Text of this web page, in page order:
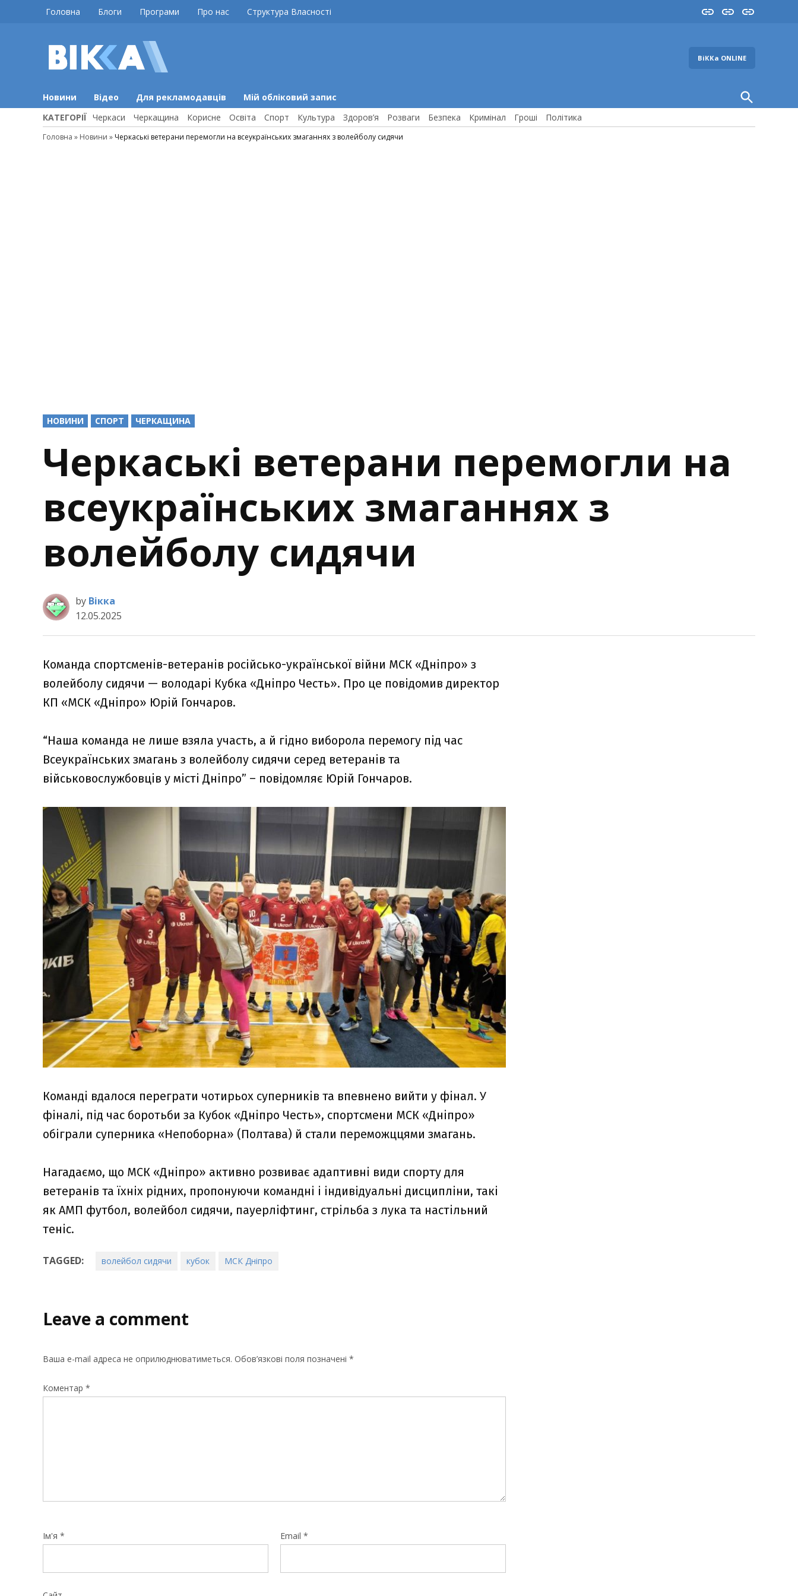
Головна Блоги Програми Про нас Структура Власності InstaYouTube
FB
ВіККа ONLINE
Новини Відео Для рекламодавців Мій обліковий запис
Open
Search
КАТЕГОРІЇ Черкаси Черкащина Корисне Освіта Спорт Культура Здоров’я Розваги Безпека Кримінал Гроші Політика
Головна » Новини » Черкаські ветерани перемогли на всеукраїнських змаганнях з волейболу сидячи
POSTED
IN
НОВИНИ СПОРТ ЧЕРКАЩИНА
Черкаські ветерани перемогли на
всеукраїнських змаганнях з
волейболу сидячи
by Вікка
12.05.2025
Команда спортсменів-ветеранів російсько-української війни МСК «Дніпро» з
волейболу сидячи — володарі Кубка «Дніпро Честь». Про це повідомив директор
КП «МСК «Дніпро» Юрій Гончаров.
“Наша команда не лише взяла участь, а й гідно виборола перемогу під час
Всеукраїнських змагань з волейболу сидячи серед ветеранів та
військовослужбовців у місті Дніпро” – повідомляє Юрій Гончаров.
Команді вдалося переграти чотирьох суперників та впевнено вийти у фінал. У
фіналі, під час боротьби за Кубок «Дніпро Честь», спортсмени МСК «Дніпро»
обіграли суперника «Непоборна» (Полтава) й стали переможццями змагань.
Нагадаємо, що МСК «Дніпро» активно розвиває адаптивні види спорту для
ветеранів та їхніх рідних, пропонуючи командні і індивідуальні дисципліни, такі
як АМП футбол, волейбол сидячи, пауерліфтинг, стрільба з лука та настільний
теніс.
TAGGED: волейбол сидячи кубок МСК Дніпро
Leave a comment
Ваша e-mail адреса не оприлюднюватиметься. Обов’язкові поля позначені *
Коментар *
Ім'я * Email *